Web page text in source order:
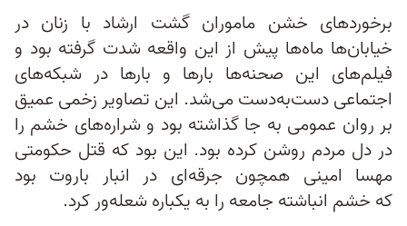
برخوردهای خشن ماموران گشت ارشاد با زنان در
خیابان‌ها ماه‌ها پیش از این واقعه شدت گرفته بود و
فیلم‌های این صحنه‌ها بارها و بارها در شبکه‌های
اجتماعی دست‌به‌دست می‌شد. این تصاویر زخمی عمیق
بر روان عمومی به جا گذاشته بود و شراره‌های خشم را
در دل مردم روشن کرده بود. این بود که قتل حکومتی
مهسا امینی همچون جرقه‌ای در انبار باروت بود
که خشم انباشته جامعه‌ را به یکباره شعله‌ور کرد.